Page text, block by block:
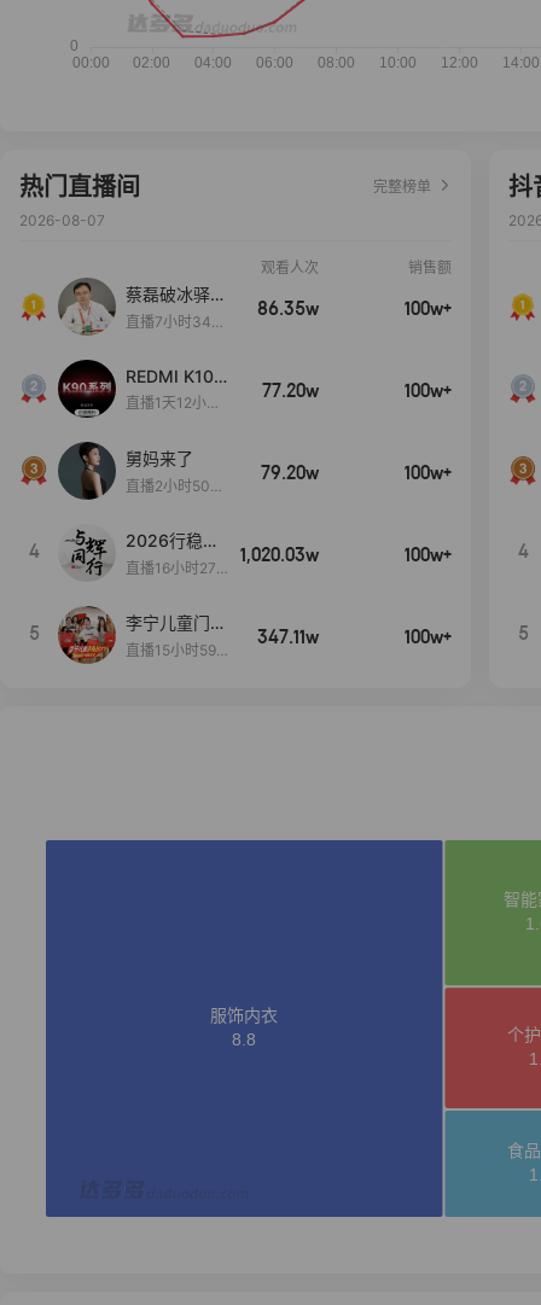
热门直播间
完整榜单
2026-08-07
观看人次 销售额
蔡磊破冰驿站
直播间好物分
直播7小时34分
86.35w 100w+
REDMI K100
Pro系列新品
启！
直播1天12小时
77.20w 100w+
舅妈来了
直播2小时50分
79.20w 100w+
4
2026行稳致
远
直播16小时27
1,020.03w 100w+
5
李宁儿童门店
爆款赤兔8pr
直播15小时59
347.11w 100w+
抖
4
5